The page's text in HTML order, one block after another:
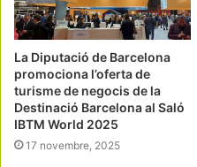
La Diputació de Barcelona
promociona l’oferta de
turisme de negocis de la
Destinació Barcelona al Saló
IBTM World 2025
17 novembre, 2025